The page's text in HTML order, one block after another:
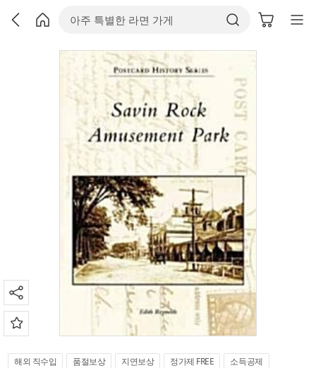
해외 직수입 품절보상 지연보상 정가제 FREE
소득공제